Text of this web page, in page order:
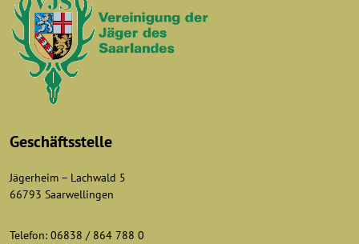
Geschäftsstelle
Jägerheim – Lachwald 5
66793 Saarwellingen
Telefon: 06838 / 864 788 0